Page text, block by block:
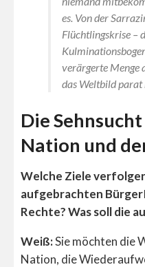
es. Von der
Flüchtlingskrise –
verärgerte Menge
das Weltbild parat
Die
Nation und
Welche Ziele
aufgebrachten
Rechte? Was soll die
Weiß:Sie möchten die
Nation, die